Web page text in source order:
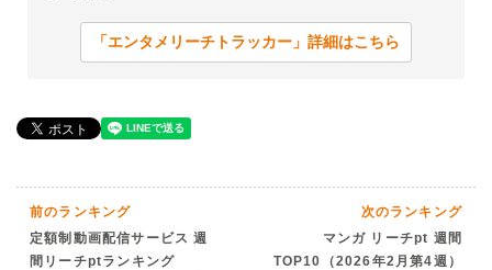
「エンタメリーチトラッカー」詳細はこちら
前のランキング
定額制動画配信サービス 週
間リーチptランキング
次のランキング
マンガ リーチpt 週間
TOP10（2026年2月第4週）